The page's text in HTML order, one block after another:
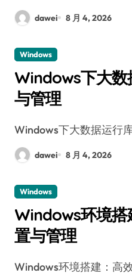
dawei 8 月 4, 2026
Windows
Windows下大
与管理
Windows下大数据运
dawei 8 月 4, 2026
Windows
Windows环境
置与管理
Windows环境搭建：